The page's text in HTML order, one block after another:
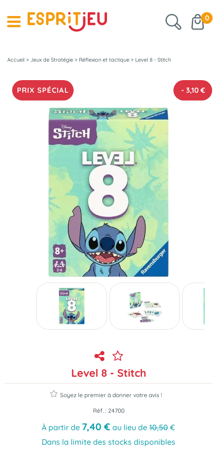
0
Accueil > Jeux de Stratégie > Réflexion et tactique > Level 8 - Stitch
PRIX SPÉCIAL - 3,10 €
Level 8 - Stitch
Soyez le premier à donner votre avis !
Réf. : 24700
À partir de 7,40 € au lieu de 10,50 €
Dans la limite des stocks disponibles